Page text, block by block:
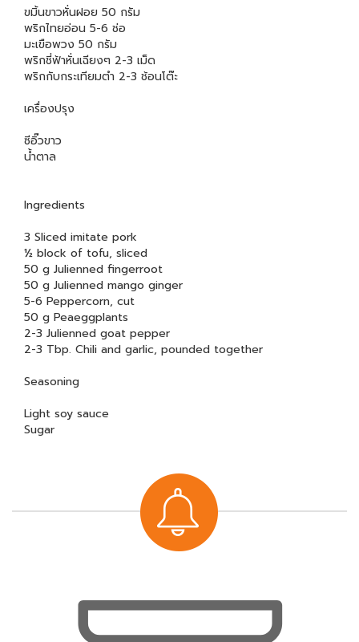
ขมิ้นขาวหั่นฝอย 50 กรัม
พริกไทยอ่อน 5-6 ช่อ
มะเขือพวง 50 กรัม
พริกชี่ฟ้าหั่นเฉียงๆ 2-3 เม็ด
พริกกับกระเทียมตำ 2-3 ช้อนโต๊ะ
เครื่องปรุง
ซีอิ๊วขาว
น้ำตาล
Ingredients
3 Sliced imitate pork
½ block of tofu, sliced
50 g Julienned fingerroot
50 g Julienned mango ginger
5-6 Peppercorn, cut
50 g Peaeggplants
2-3 Julienned goat pepper
2-3 Tbp. Chili and garlic, pounded together
Seasoning
Light soy sauce
Sugar